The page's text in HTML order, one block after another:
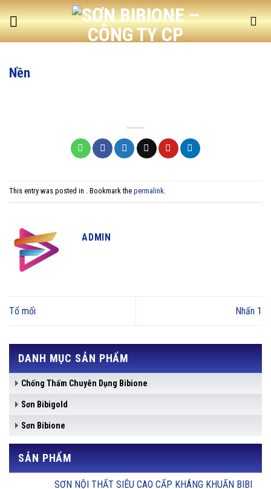
Skip
content
Nền
This entry was posted in . Bookmark the permalink.
ADMIN
Tổ mối Nhấn 1
DANH MỤC SẢN PHẨM
Chống Thấm Chuyên Dụng Bibione
Sơn Bibigold
Sơn Bibione
SẢN PHẨM
SƠN NỘI THẤT SIÊU CAO CẤP KHÁNG KHUẨN BIBI